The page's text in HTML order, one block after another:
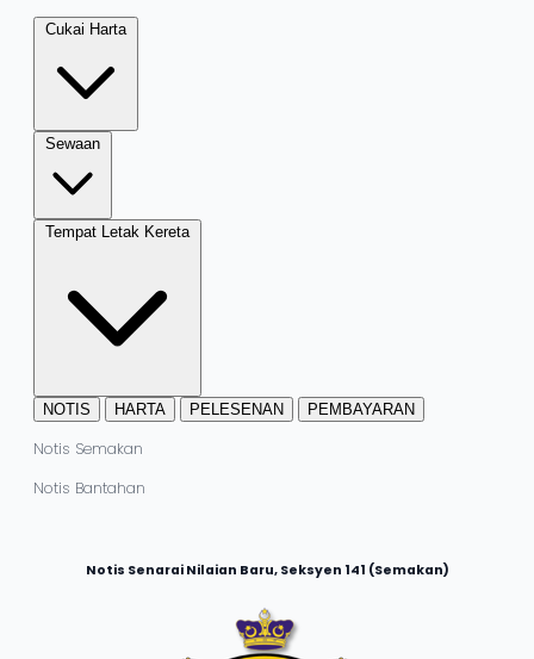
Cukai Harta
Sewaan
Tempat Letak Kereta
NOTIS HARTA PELESENAN PEMBAYARAN
Notis Semakan
Notis Bantahan
Notis Senarai Nilaian Baru, Seksyen 141 (Semakan)